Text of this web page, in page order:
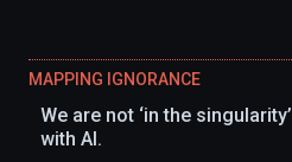
MAPPING IGNORANCE
We are not ‘in the singularity’
with AI.